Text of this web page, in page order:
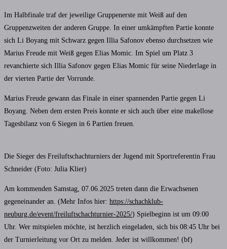
Im Halbfinale traf der jeweilige Gruppenerste mit Weiß auf den
Gruppenzweiten der anderen Gruppe. In einer umkämpften Partie konnte
sich Li Boyang mit Schwarz gegen Illia Safonov ebenso durchsetzen wie
Marius Freude mit Weiß gegen Elias Momic. Im Spiel um Platz 3
revanchierte sich Illia Safonov gegen Elias Momic für seine Niederlage in
der vierten Partie der Vorrunde.
Marius Freude gewann das Finale in einer spannenden Partie gegen Li
Boyang. Neben dem ersten Preis konnte er sich auch über eine makellose
Tagesbilanz von 6 Siegen in 6 Partien freuen.
Die Sieger des Freiluftschachturniers der Jugend mit Sportreferentin Frau
Schneider (Foto: Julia Klier)
Am kommenden Samstag, 07.06.2025 treten dann die Erwachsenen
gegeneinander an. (Mehr Infos hier: https://schachklub-
neuburg.de/event/freiluftschachturnier-2025/) Spielbeginn ist um 09:00
Uhr. Wer mitspielen möchte, ist herzlich eingeladen, sich bis 08:45 Uhr bei
der Turnierleitung vor Ort zu melden. Jeder ist willkommen! (bf)